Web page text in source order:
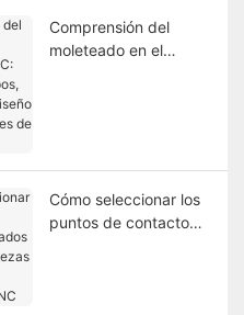
Comprensión del
moleteado en el
Cómo seleccionar los
puntos de contacto